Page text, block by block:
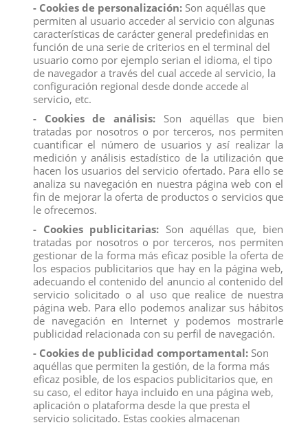
Descripción
Detalles del producto
Reviews (0)
FIGURA GALLO SCHLEICH
Todos los gallos y las gallinas tienen una cresta en la
cabeza compuesta por una protuberancia caruncular. Esta
es especialmente llamativa y grande en el caso de los
gallos. La más conocida es la cresta vertical dentada que
parece fuego ardiendo. Sin embargo hay crestas con forma
de mariposa rosa y nuez.
Medidas:2,8 x 6,2 x 6,6 cm.
Producto no recomendado para menores de 4 años.
Todos los productos de nuestro catálogoobtienen el certificado
exigido por la U.E.
Compra ahora y recíbelo en 24/48 horas en su establecimiento.
Recuerde que disponemos de unchatdonde le atendemos
personalmente, pregúntenos sus dudas.
Somos una empresa avalada por una gran experiencia
mercadodedistribuciónyventa al por mayor.
Los mejores precios los encontrarás
www.distribucionfiguraspvc.com , tu página deconfianza.
- Cookies de personalización: Son aquéllas que
permiten al usuario acceder al servicio con algunas
características de carácter general predefinidas en
función de una serie de criterios en el terminal del
usuario como por ejemplo serian el idioma, el tipo
de navegador a través del cual accede al servicio, la
configuración regional desde donde accede al
servicio, etc.
- Cookies de análisis: Son aquéllas que bien
tratadas por nosotros o por terceros, nos permiten
cuantificar el número de usuarios y así realizar la
medición y análisis estadístico de la utilización que
hacen los usuarios del servicio ofertado. Para ello se
analiza su navegación en nuestra página web con el
fin de mejorar la oferta de productos o servicios que
le ofrecemos.
- Cookies publicitarias: Son aquéllas que, bien
tratadas por nosotros o por terceros, nos permiten
gestionar de la forma más eficaz posible la oferta de
los espacios publicitarios que hay en la página web,
adecuando el contenido del anuncio al contenido del
servicio solicitado o al uso que realice de nuestra
página web. Para ello podemos analizar sus hábitos
de navegación en Internet y podemos mostrarle
publicidad relacionada con su perfil de navegación.
- Cookies de publicidad comportamental: Son
aquéllas que permiten la gestión, de la forma más
eficaz posible, de los espacios publicitarios que, en
su caso, el editor haya incluido en una página web,
aplicación o plataforma desde la que presta el
servicio solicitado. Estas cookies almacenan